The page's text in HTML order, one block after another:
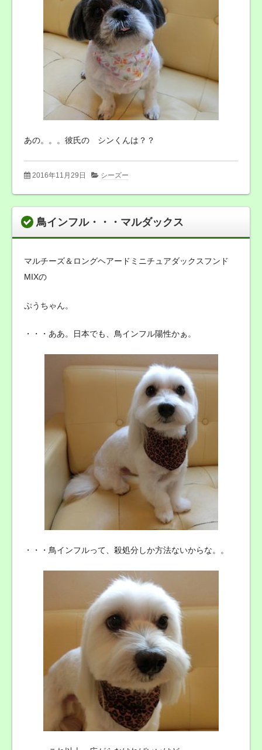
あの。。。彼氏の シンくんは？？
2016年11月29日 シーズー
鳥インフル・・・マルダックス
マルチーズ＆ロングヘアードミニチュアダックスフンド
MIXの
ぷうちゃん。
・・・ああ。日本でも、鳥インフル陽性かぁ。
・・・鳥インフルって、殺処分しか方法ないからな。。